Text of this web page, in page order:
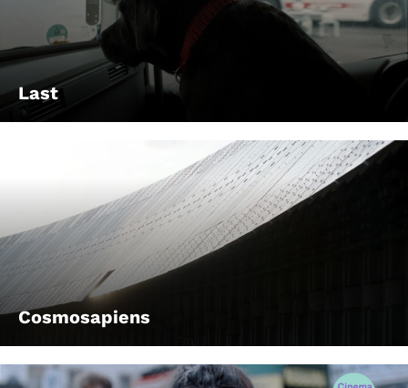
Last
Cosmosapiens